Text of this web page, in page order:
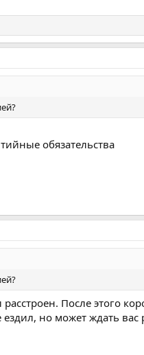
обязательства
После этого
но может ждать вас